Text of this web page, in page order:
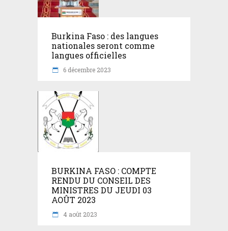
Burkina Faso : des langues
nationales seront comme
langues officielles
6 décembre 2023
BURKINA FASO : COMPTE
RENDU DU CONSEIL DES
MINISTRES DU JEUDI 03
AOÛT 2023
4 août 2023